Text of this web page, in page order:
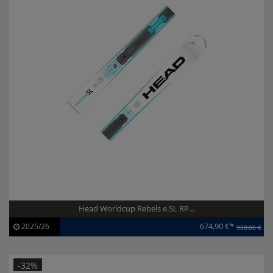
Head Worldcup Rebels e.SL RP...
Artikel-ID:
113888
2025/26 674,90 €* 950,00 €
-32%